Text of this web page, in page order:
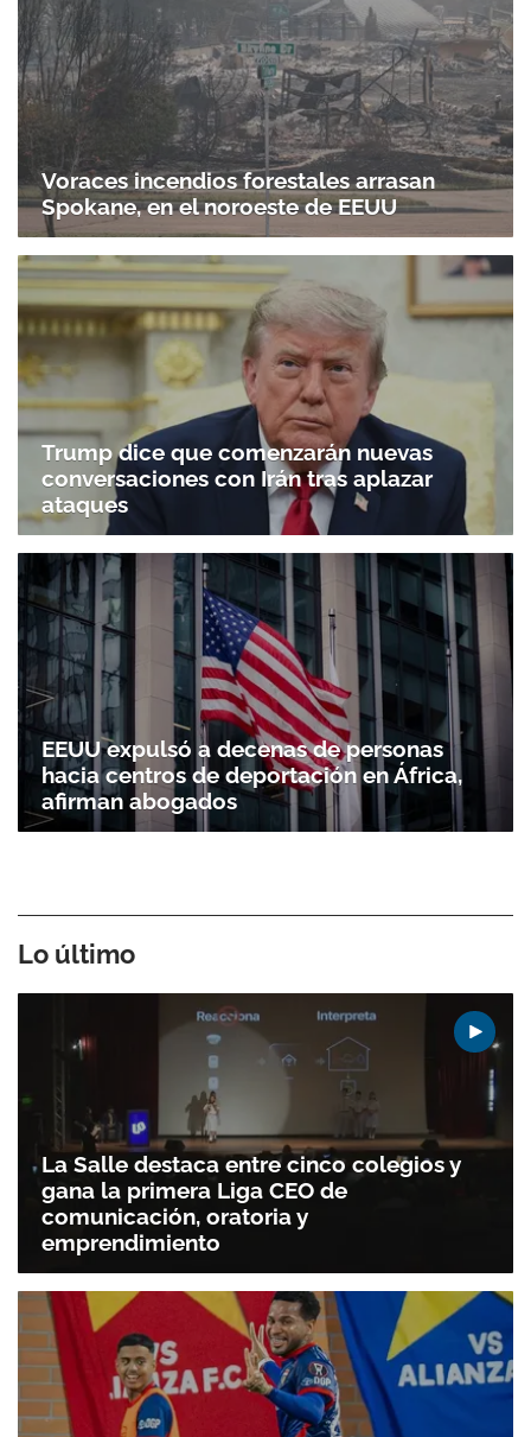
Voraces incendios forestales arrasan
Spokane, en el noroeste de EEUU
Trump dice que comenzarán nuevas
conversaciones con Irán tras aplazar
ataques
EEUU expulsó a decenas de personas
hacia centros de deportación en África,
afirman abogados
Lo último
La Salle destaca entre cinco colegios y
gana la primera Liga CEO de
comunicación, oratoria y
emprendimiento